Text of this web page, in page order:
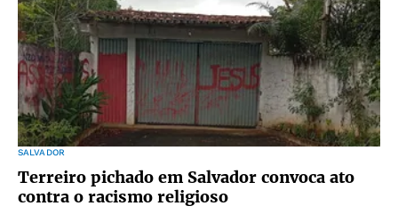
SALVADOR
Terreiro pichado em Salvador convoca ato
contra o racismo religioso